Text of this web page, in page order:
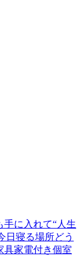
手に入れて“人生
日寝る場所どう
家電付き個室